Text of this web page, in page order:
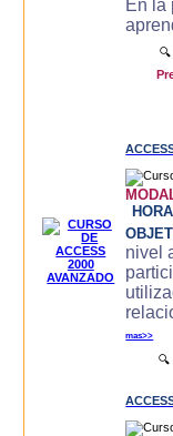
En la
nivel
mas>>